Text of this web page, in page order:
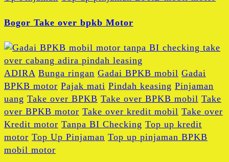
Bogor Take over bpkb Motor
ADIRA Bunga ringan Gadai BPKB mobil Gadai
BPKB motor Pajak mati Pindah keasing Pinjaman
uang Take over BPKB Take over BPKB mobil Take
over BPKB motor Take over kredit mobil Take over
Kredit motor Tanpa BI Checking Top up kredit
motor Top Up Pinjaman Top up pinjaman BPKB
mobil motor